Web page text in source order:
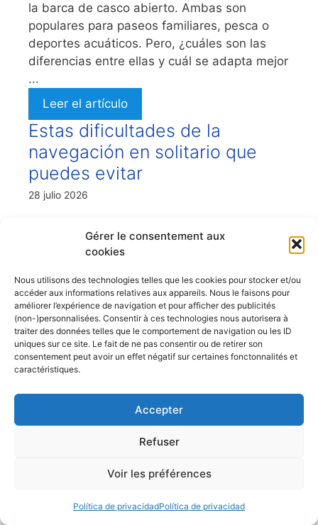
Gérer le consentement aux
cookies
Nous utilisons des technologies telles que les cookies pour stocker et/ou
accéder aux informations relatives aux appareils. Nous le faisons pour
améliorer l’expérience de navigation et pour afficher des publicités
(non-)personnalisées. Consentir à ces technologies nous autorisera à
traiter des données telles que le comportement de navigation ou les ID
uniques sur ce site. Le fait de ne pas consentir ou de retirer son
consentement peut avoir un effet négatif sur certaines fonctonnalités et
caractéristiques.
Accepter
Refuser
Voir les préférences
Política de privacidadPolítica de privacidad
la barca de casco abierto. Ambas son
populares para paseos familiares, pesca o
deportes acuáticos. Pero, ¿cuáles son las
diferencias entre ellas y cuál se adapta mejor
...
Leer el artículo
Estas dificultades de la
navegación en solitario que
puedes evitar
28 julio 2026
organización y precauciones para garantizar
de navegar solo y consideremos algunos
consejos para un viaje tranquilo y placentero.
Navegar solo en tu propio barco no es
exclusivo de los patrones de la Vendée
Globe. La navegación en solitario no se limita
a las ...
Leer el artículo
Conseils et astuces pour la navigation et